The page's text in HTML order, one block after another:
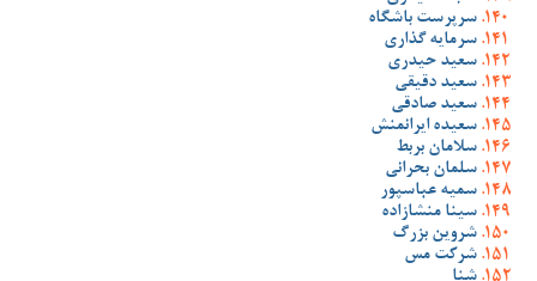
سرپرست باشگاه
سرمایه گذاری
سعید حیدری
سعید دقیقی
سعید صادقی
سعیده ایرانمنش
سلامان بربط
سلمان بحرانی
سمیه عباسپور
سینا منشازاده
شروین بزرگ
شرکت مس